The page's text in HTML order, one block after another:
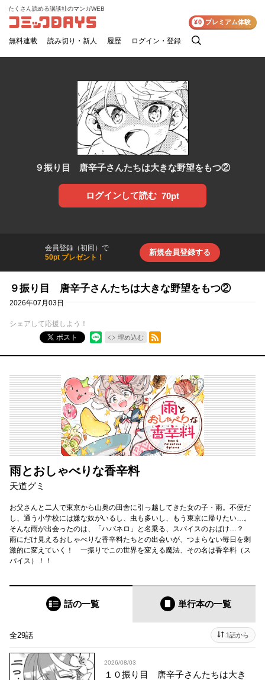
コミックDAYS
たくさん読める講談社のマンガWEB
無料連載 読み切り・新人 履歴 ログイン・登録
検
¥0 プレミアム体験
９振り目 唐辛子さんたちは大きな野望をもつ②
ログインして読む 70pt
会員登録（初回）で
50pt プレゼント！
新規会員登録する
９振り目 唐辛子さんたちは大きな野望をもつ②
2026年07月03日
シェアして応援しよう！
ポスト
埋め込む
RSSフィード
雨とおしゃべりな香辛料
天道グミ
お父さんと二人で東京から山奥の田舎に引っ越してきた女の子・雨。不便だ
し、通う小学校には嫌な奴がいるし、虫も多いし、もう東京に帰りたい…。
そんな雨が出会ったのは、「ハバネロ」と名乗る、スパイスのおばけ…？
雨にだけ見えるおしゃべりな香辛料たちとの出会いが、つまらない毎日を刺
激的に変えていく！ 一振りでこの世界を変える魔法、その名は香辛料（ス
パイス）！！
話の一覧 単行本の一覧
全29話 1話から
2026/08/03
１０振り目 唐辛子さんたちは大き